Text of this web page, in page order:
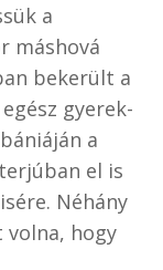
a
máshová
bekerült a
gyerek-
a
el is
Néhány
hogy